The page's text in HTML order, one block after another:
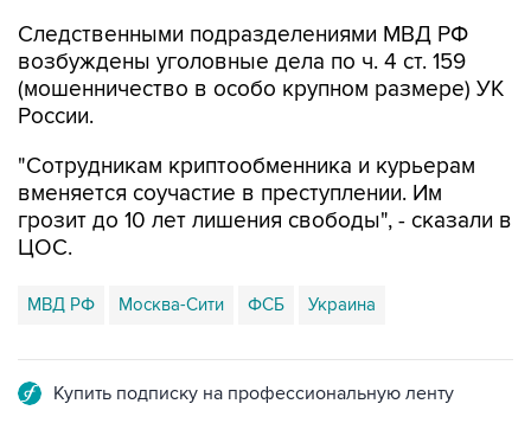
Следственными подразделениями МВД РФ
возбуждены уголовные дела по ч. 4 ст. 159
(мошенничество в особо крупном размере) УК
России.
"Сотрудникам криптообменника и курьерам
вменяется соучастие в преступлении. Им
грозит до 10 лет лишения свободы", - сказали в
ЦОС.
МВД РФ Москва-Сити ФСБ Украина
Купить подписку на профессиональную ленту